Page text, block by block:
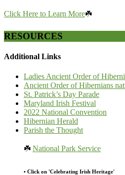
Click Here to Learn More☘️
RESOURCES
Additional Links
Ladies Ancient Order of
Ancient Order of Hibernians
St. Patrick’s Day Parade
Maryland Irish Festival
2022 National Convention
Hibernian Herald
Parish the Thought
☘️ National Park Service
• Click on 'Celebrating Irish Heritage'